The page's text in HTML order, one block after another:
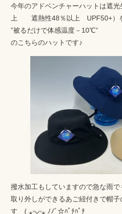
今年のアドベンチャーハットは遮
上 遮熱性48％以上 UPF50+）
”被るだけで体感温度－10℃”
のこちらのハットです♪
撥水加工もしていますので急な雨で
取り外しができるあご紐付きで帽
す ( ⁎ᵕᴗᵕ⁎ ﾉﾉﾞ☆ﾊﾟﾁﾊﾟﾁ